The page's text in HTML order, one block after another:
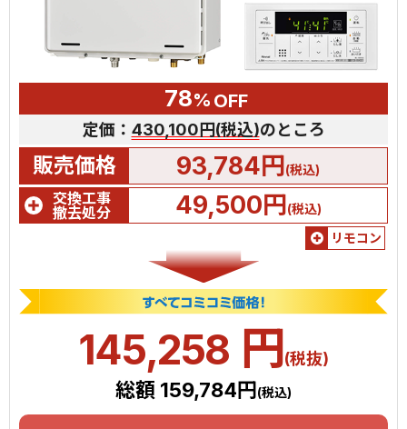
78% OFF
定価： 430,100円(税込)のところ
販売価格 93,784円(税込)
交換工事
撤去処分
49,500円(税込)
リモコン
145,258 円(税抜)
総額 159,784円 (税込)